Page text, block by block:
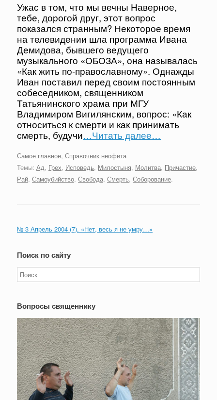
Ужас в том, что мы вечны Наверное,
тебе, дорогой друг, этот вопрос
показался странным? Некоторое время
на телевидении шла программа Ивана
Демидова, бывшего ведущего
музыкального «ОБОЗА», она называлась
«Как жить по-православному». Однажды
Иван поставил перед своим постоянным
собеседником, священником
Татьянинского храма при МГУ
Владимиром Вигилянским, вопрос: «Как
относиться к смерти и как принимать
смерть, будучи…Читать далее…
Самое главное, Справочник неофита
Темы: Ад, Грех, Исповедь, Милостыня, Молитва, Причастие,
Рай, Самоубийство, Свобода, Смерть, Соборование.
№ 3 Апрель 2004 (7). «Нет, весь я не умру…»
Поиск по сайту
Вопросы священнику